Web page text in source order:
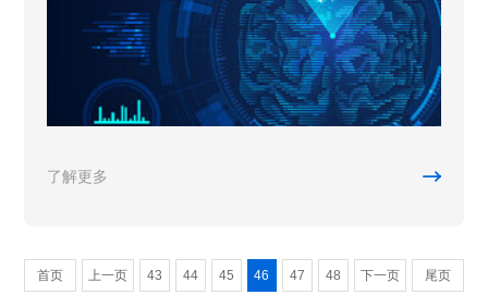
了解更多 
首页 上一页 43 44 45 46 47 48 下一页 尾页